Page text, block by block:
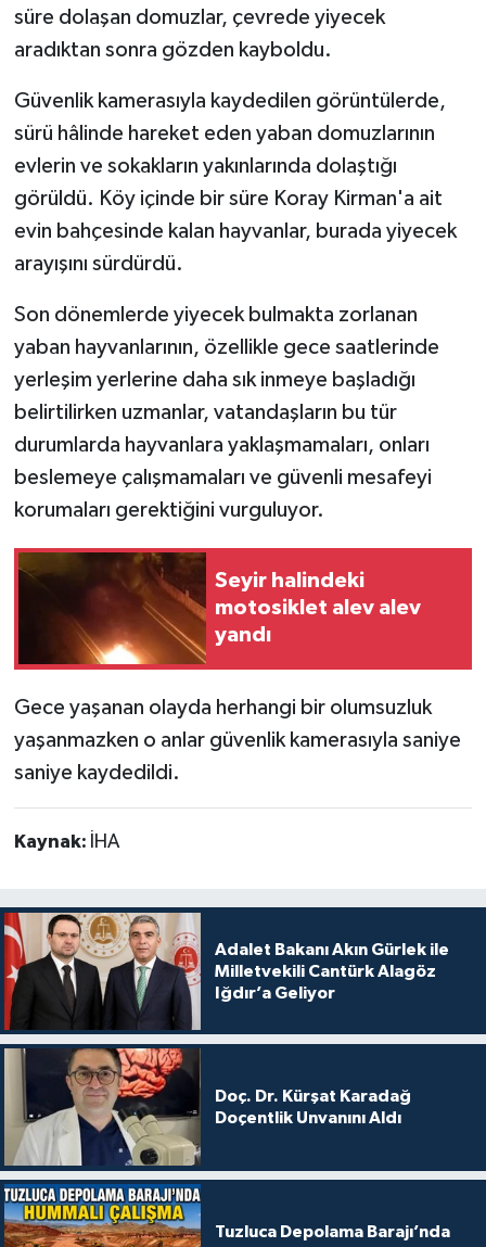
süre dolaşan domuzlar, çevrede yiyecek
aradıktan sonra gözden kayboldu.
Güvenlik kamerasıyla kaydedilen görüntülerde,
sürü hâlinde hareket eden yaban domuzlarının
evlerin ve sokakların yakınlarında dolaştığı
görüldü. Köy içinde bir süre Koray Kirman'a ait
evin bahçesinde kalan hayvanlar, burada yiyecek
arayışını sürdürdü.
Son dönemlerde yiyecek bulmakta zorlanan
yaban hayvanlarının, özellikle gece saatlerinde
yerleşim yerlerine daha sık inmeye başladığı
belirtilirken uzmanlar, vatandaşların bu tür
durumlarda hayvanlara yaklaşmamaları, onları
beslemeye çalışmamaları ve güvenli mesafeyi
korumaları gerektiğini vurguluyor.
Seyir halindeki
motosiklet alev alev
yandı
Gece yaşanan olayda herhangi bir olumsuzluk
yaşanmazken o anlar güvenlik kamerasıyla saniye
saniye kaydedildi.
Kaynak: İHA
Adalet Bakanı Akın Gürlek ile
Milletvekili Cantürk Alagöz
Iğdır’a Geliyor
Doç. Dr. Kürşat Karadağ
Doçentlik Unvanını Aldı
Tuzluca Depolama Barajı’nda